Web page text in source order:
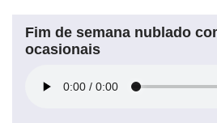
Fim de semana nublado
ocasionais